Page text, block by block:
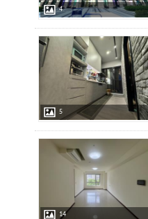
4
店長推薦
5
14